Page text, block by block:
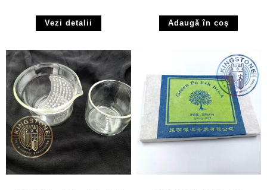
Vezi detalii